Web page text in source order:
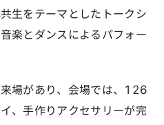
生をテーマとしたトークシ
楽とダンスによるパフォー
場があり、会場では、126
、手作りアクセサリーが完